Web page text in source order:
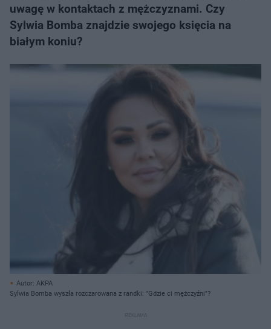
uwagę w kontaktach z mężczyznami. Czy
Sylwia Bomba znajdzie swojego księcia na
białym koniu?
Autor: AKPA
Sylwia Bomba wyszła rozczarowana z randki: "Gdzie ci mężczyźni"?